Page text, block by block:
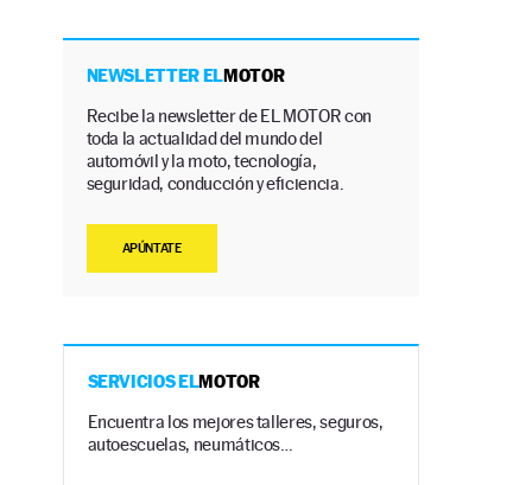
NEWSLETTER ELMOTOR
Recibe la newsletter de EL MOTOR con
toda la actualidad del mundo del
automóvil y la moto, tecnología,
seguridad, conducción y eficiencia.
APÚNTATE
SERVICIOS ELMOTOR
Encuentra los mejores talleres, seguros,
autoescuelas, neumáticos…